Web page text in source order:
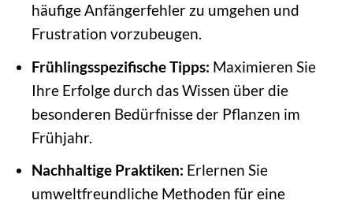
häufige Anfängerfehler zu umgehen und
Frustration vorzubeugen.
Frühlingsspezifische Tipps: Maximieren Sie
Ihre Erfolge durch das Wissen über die
besonderen Bedürfnisse der Pflanzen im
Frühjahr.
Nachhaltige Praktiken: Erlernen Sie
umweltfreundliche Methoden für eine